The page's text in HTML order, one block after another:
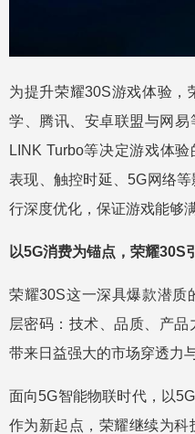
为提升荣耀30S游戏体验，
学、腾讯、安卓联盟与网易
LINK Turbo等决定游戏体
表现、触控时延、5G网络
行深度优化，保证游戏能够
以5G消费为锚点，荣耀30S
荣耀30S这一深具爆款潜质
层密码：技术、品质、产品
带来日益强大的市场穿透力
面向5G智能物联时代，以
作为新起点，荣耀继续为科